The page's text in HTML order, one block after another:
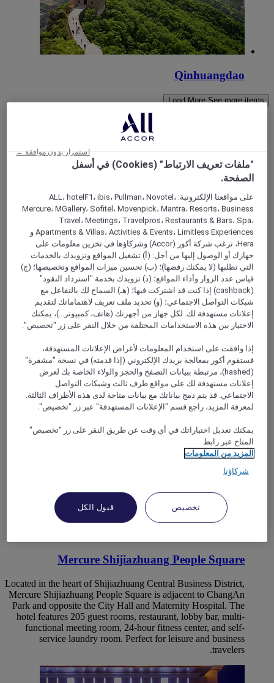
Qinhuangdao
Load More See more items
Shijiazhuang, الصين
Mercure Shijiazhuang East Yuhua Road
The hotel is located at the southwest exit of Northern Song C
on Line 1. It is close to Tianshanhai World and Hebei
Provincial Museum and other tourist attractions, surrounded
by several hospitals. The leisure facilities are fully equipped
with a 24-hour fitness center and washing machine, which
adds more convenience to guests and provides you with
home-going service. You are welcome at any time.
Mercure Shijiazhuang People Square
Located in the heart of Shijiazhuang Central Business District,
Mercure Shijiazhuang People Square is adjacent to ChangAn
Park and opposite the City Hall and Maternity Hospital. The
hotel features 205 guest rooms, restaurant, lobby bar, multi-
functional meeting room, 24-hour fitness center, and self-
service laundry room. Perfect for leisure and business
travelers.
"ملفات تعريف الارتباط" (Cookies) في أسفل
الصفحة.
على مواقعنا الإلكترونية: ALL، hotelF1، ibis، Pullman، Novotel،
Mercure، MGallery، Sofitel، Movenpick، Mantra، Resorts، Business
Travel، Meetings، Travelpros، Restaurants & Bars، Spa،
Apartments & Villas، Activities & Events، Limitless Experiences و
Hera، ترغب شركة أكور (Accor) وشركاؤها في تخزين معلومات على
جهازك أو الوصول إليها من أجل: (أ) تشغيل المواقع وتزويدك بالخدمات
التي تطلبها (لا يمكنك رفضها)؛ (ب) تحسين ميزات المواقع وتخصيصها؛ (ج)
قياس عدد الزوار وأداء المواقع؛ (د) تزويدك بخدمة "استرداد النقود"
(cashback) إذا كنت قد اشتركت فيها؛ (هـ) السماح لك بالتفاعل مع
شبكات التواصل الاجتماعي؛ (و) تحديد ملف تعريف لاهتماماتك لتقديم
إعلانات مستهدفة لك. لكل جهاز من أجهزتك (هاتف، كمبيوتر...)، يمكنك
الاختيار بين هذه الاستخدامات المختلفة من خلال النقر على زر "تخصيص".
إذا وافقت على استخدام المعلومات لأغراض الإعلانات المستهدفة،
فستقوم أكور بمعالجة بريدك الإلكتروني (إذا قدمته) في نسخة "مشفرة"
(hashed)، مرتبطة ببيانات التصفح والحجز والولاء الخاصة بك لعرض
إعلانات مستهدفة لك على مواقع طرف ثالث وشبكات التواصل
الاجتماعي. قد يتم دمج بياناتك مع بيانات متاحة لدى هذه الأطراف الثالثة.
لمعرفة المزيد، راجع قسم "الإعلانات المستهدفة" عبر زر "تخصيص".
يمكنك تعديل اختياراتك في أي وقت عن طريق النقر على زر "تخصيص"
المتاح عبر رابط
المزيد من المعلومات
شركاؤنا
تخصيص قبول الكل
استمرار بدون موافقة ←